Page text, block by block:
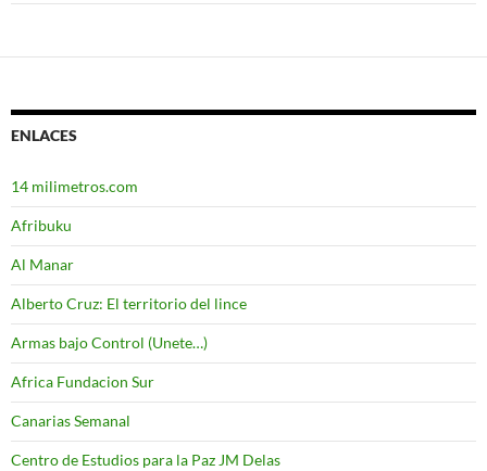
ENLACES
14 milimetros.com
Afribuku
Al Manar
Alberto Cruz: El territorio del lince
Armas bajo Control (Unete…)
Africa Fundacion Sur
Canarias Semanal
Centro de Estudios para la Paz JM Delas